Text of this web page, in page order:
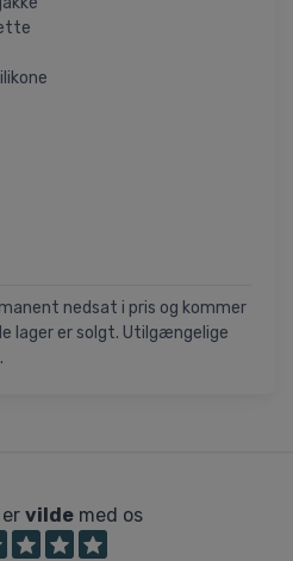
nedsat i pris og kommer
lager er solgt. Utilgængelige
vildemed os